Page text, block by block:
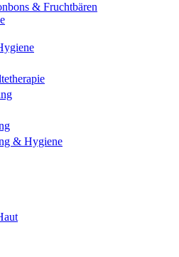
& Fruchtbären
& Hygiene